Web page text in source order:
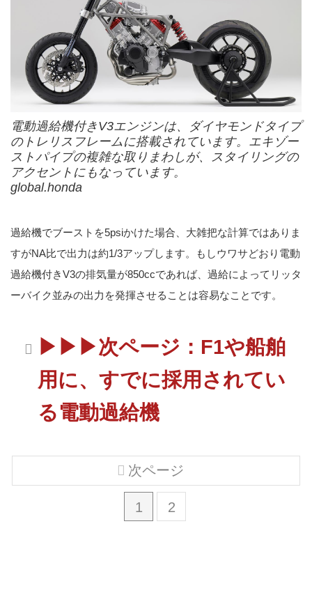
電動過給機付きV3エンジンは、ダイヤモンドタイプ
のトレリスフレームに搭載されています。エキゾー
ストパイプの複雑な取りまわしが、スタイリングの
アクセントにもなっています。
global.honda
過給機でブーストを5psiかけた場合、大雑把な計算ではありま
すがNA比で出力は約1/3アップします。もしウワサどおり電動
過給機付きV3の排気量が850ccであれば、過給によってリッタ
ーバイク並みの出力を発揮させることは容易なことです。
▶▶▶次ページ：F1や船舶
用に、すでに採用されてい
る電動過給機
1 2
次ページ